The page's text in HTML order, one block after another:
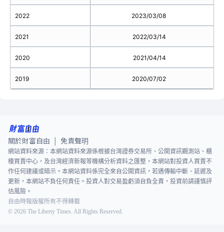
2022
2021
2020
2019
2023/03/08
2022/03/14
2021/04/14
2020/07/02
關於財富自由 免責聲明
網站資料來源：本網站資料來源係根據台灣證券交易所、公開資訊觀測站、櫃
檯買賣中心，及台灣經濟新報等機構分析資料之匯整，本網站對投資人買賣不
作任何建議或暗示。本網站資料係完全來自公開資訊，若遇傳輸中斷、延遲及
更新，本網站不負任何責任。投資人對交易盈虧須自負全責，投資前請謹慎評
估風險。
自由時報版權所有不得轉載
© 2026 The Liberty Times. All Rights Reserved.